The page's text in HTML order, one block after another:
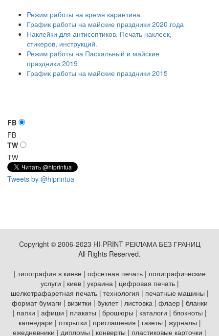
Режим работы на время карантина
График работы на майские праздники 2020 года
Наклейки для антисептиков. Печать наклеек,
стикеров, инструкций.
Режим работы на Пасхальный и майские
праздники 2019
График работы на майские праздники 2015
FB
FB
TW
TW
Tweets by @hiprintua
Copyright © 2006-2023 HI-PRINT РЕКЛАМА БЕЗ ГРАНИЦ
All Rights Reserved.
| типография в киеве | офсетная печать | полиграфические
услуги | киев | украина | цифровая печать |
шелкотрафаретная печать | технология | печатные машины |
формат бумаги | визитки | буклет | листовка | флаер | бланки
| папки | афиши | плакаты | брошюры | каталоги | блокноты |
календари | открытки | приглашения | газеты | журналы |
ежедневники | дипломы | конверты | пластиковые карточки |